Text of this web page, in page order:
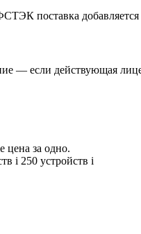
поставка
— если действующая
цена за одно.
i 250 устройств i